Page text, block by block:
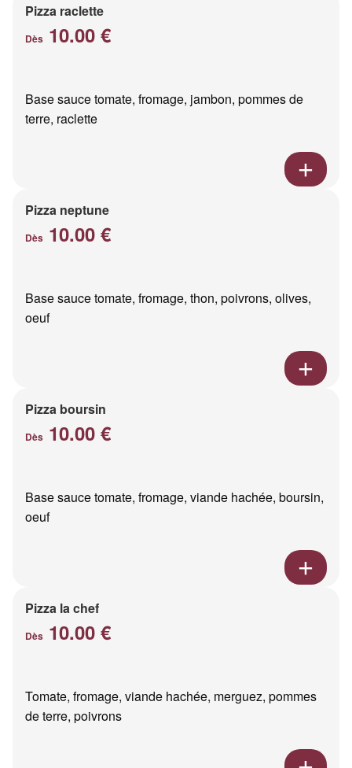
Pizza raclette
Dès 10.00 €
Base sauce tomate, fromage, jambon, pommes de
terre, raclette
Pizza neptune
Dès 10.00 €
Base sauce tomate, fromage, thon, poivrons, olives,
oeuf
Pizza boursin
Dès 10.00 €
Base sauce tomate, fromage, viande hachée, boursin,
oeuf
Pizza la chef
Dès 10.00 €
Tomate, fromage, viande hachée, merguez, pommes
de terre, poivrons